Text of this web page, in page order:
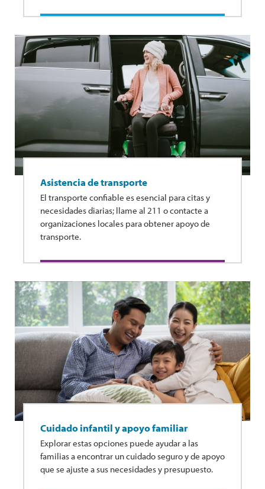
Asistencia de transporte
El transporte confiable es esencial para citas y
necesidades diarias; llame al 211 o contacte a
organizaciones locales para obtener apoyo de
transporte.
Cuidado infantil y apoyo familiar
Explorar estas opciones puede ayudar a las
familias a encontrar un cuidado seguro y de apoyo
que se ajuste a sus necesidades y presupuesto.